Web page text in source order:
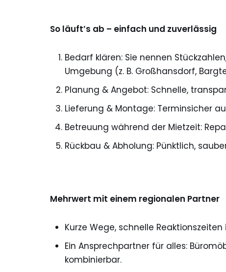
So läuft’s ab – einfach und zuverlässig
Bedarf klären: Sie nennen
Umgebung (z. B. Großhansdorf,
Planung & Angebot: Schnelle,
Lieferung & Montage: Terminsicher
Betreuung während der Mietzeit:
Rückbau & Abholung: Pünktlich,
Mehrwert mit einem regionalen Partner
Kurze Wege, schnelle
Ein Ansprechpartner für alles:
kombinierbar.